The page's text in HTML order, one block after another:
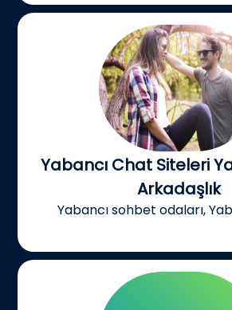
Yabancı Chat Siteleri
Arkadaşlık
Yabancı sohbet odaları,